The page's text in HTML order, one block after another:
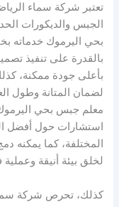
تعتبر شركة سماء
الجبس والديكورات
بحي اليرموك خدماته
بالقدرة على تنفيذ
بأعلى جودة ممكنة،
لضمان المتانة وطول
معلم جبس بحي
استشارات حول أفضل
المختلفة، كما يمكنه
لخلق بيئة أنيقة
كذلك، تحرص شركة سماء